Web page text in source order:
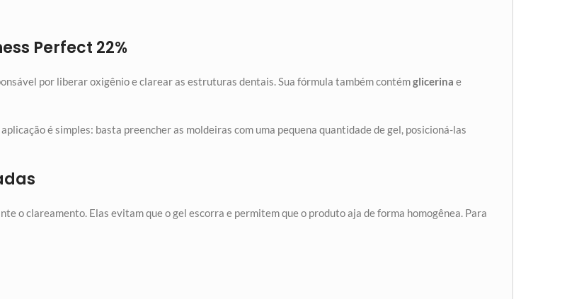
Perfect 22%
por liberar oxigênio e clarear as estruturas dentais. Sua fórmula também contémglicerina e
aplicação é simples: basta preencher as moldeiras com uma pequena quantidade de gel, posicioná-las
o clareamento. Elas evitam que o gel escorra e permitem que o produto aja de forma homogênea. Para